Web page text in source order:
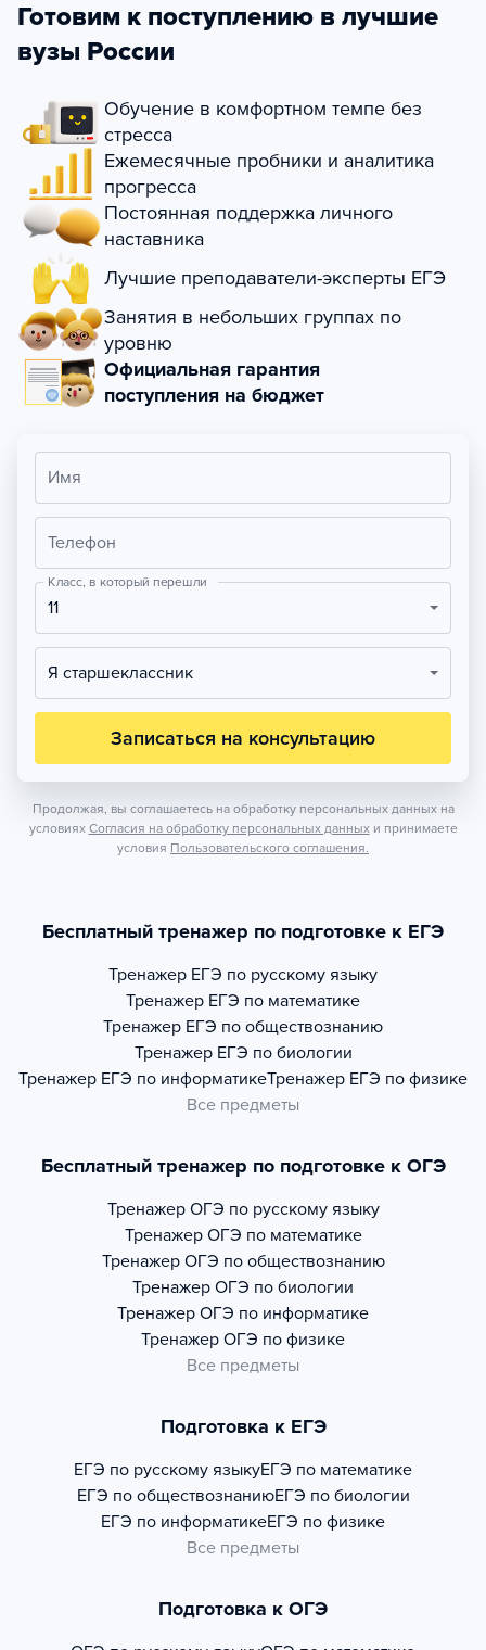
Готовим к поступлению в лучшие
вузы России
Обучение в комфортном темпе без
стресса
Ежемесячные пробники и аналитика
прогресса
Постоянная поддержка личного
наставника
Лучшие преподаватели-эксперты ЕГЭ
Занятия в небольших группах по
уровню
Официальная гарантия
поступления на бюджет
Имя
Телефон
Класс, в который перешли
11
Я старшеклассник
Записаться на консультацию
Продолжая, вы соглашаетесь на обработку персональных данных на
условиях Согласия на обработку персональных данных и принимаете
условия Пользовательского соглашения.
Бесплатный тренажер по подготовке к ЕГЭ
Тренажер ЕГЭ по русскому языку
Тренажер ЕГЭ по математике
Тренажер ЕГЭ по обществознанию
Тренажер ЕГЭ по биологии
Тренажер ЕГЭ по информатикеТренажер ЕГЭ по физике
Все предметы
Бесплатный тренажер по подготовке к ОГЭ
Тренажер ОГЭ по русскому языку
Тренажер ОГЭ по математике
Тренажер ОГЭ по обществознанию
Тренажер ОГЭ по биологии
Тренажер ОГЭ по информатике
Тренажер ОГЭ по физике
Все предметы
Подготовка к ЕГЭ
ЕГЭ по русскому языкуЕГЭ по математике
ЕГЭ по обществознаниюЕГЭ по биологии
ЕГЭ по информатикеЕГЭ по физике
Все предметы
Подготовка к ОГЭ